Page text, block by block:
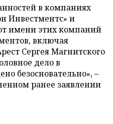
в компаниях
Инвестментс» и
имени этих компаний
включая
Сергея Магнитского
дело в
безосновательно», –
ранее заявлении